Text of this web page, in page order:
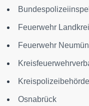
Feuerwehr
Feuerwehr
Osnabrück